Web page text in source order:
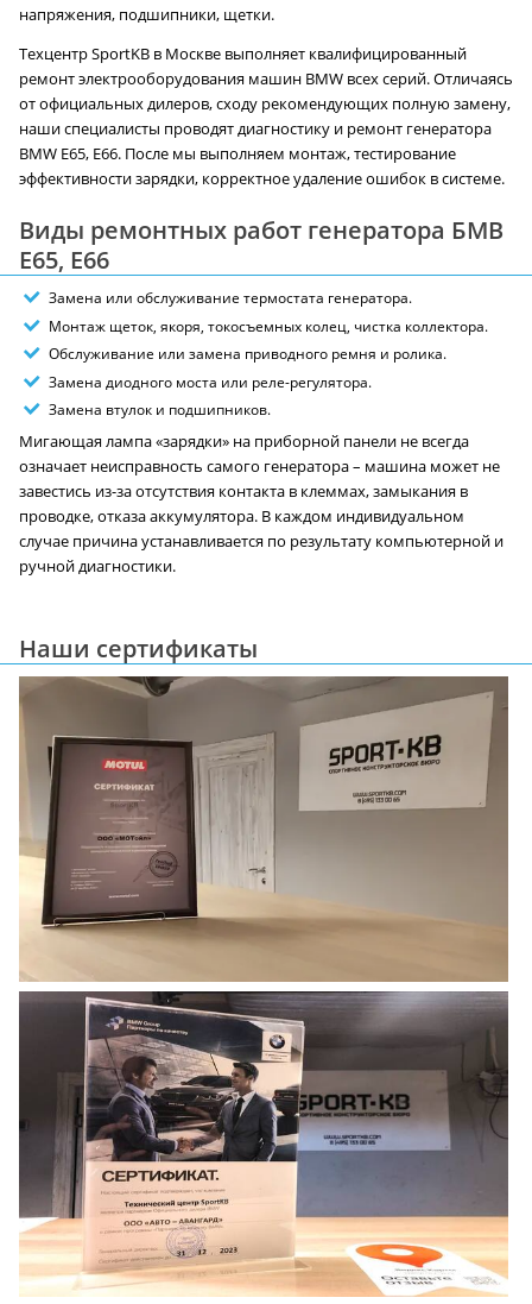
напряжения, подшипники, щетки.
Техцентр SportKB в Москве выполняет квалифицированный
ремонт электрооборудования машин BMW всех серий. Отличаясь
от официальных дилеров, сходу рекомендующих полную замену,
наши специалисты проводят диагностику и ремонт генератора
BMW E65, E66. После мы выполняем монтаж, тестирование
эффективности зарядки, корректное удаление ошибок в системе.
Виды ремонтных работ генератора БМВ
E65, E66
Замена или обслуживание термостата генератора.
Монтаж щеток, якоря, токосъемных колец, чистка коллектора.
Обслуживание или замена приводного ремня и ролика.
Замена диодного моста или реле-регулятора.
Замена втулок и подшипников.
Мигающая лампа «зарядки» на приборной панели не всегда
означает неисправность самого генератора – машина может не
завестись из-за отсутствия контакта в клеммах, замыкания в
проводке, отказа аккумулятора. В каждом индивидуальном
случае причина устанавливается по результату компьютерной и
ручной диагностики.
Наши сертификаты